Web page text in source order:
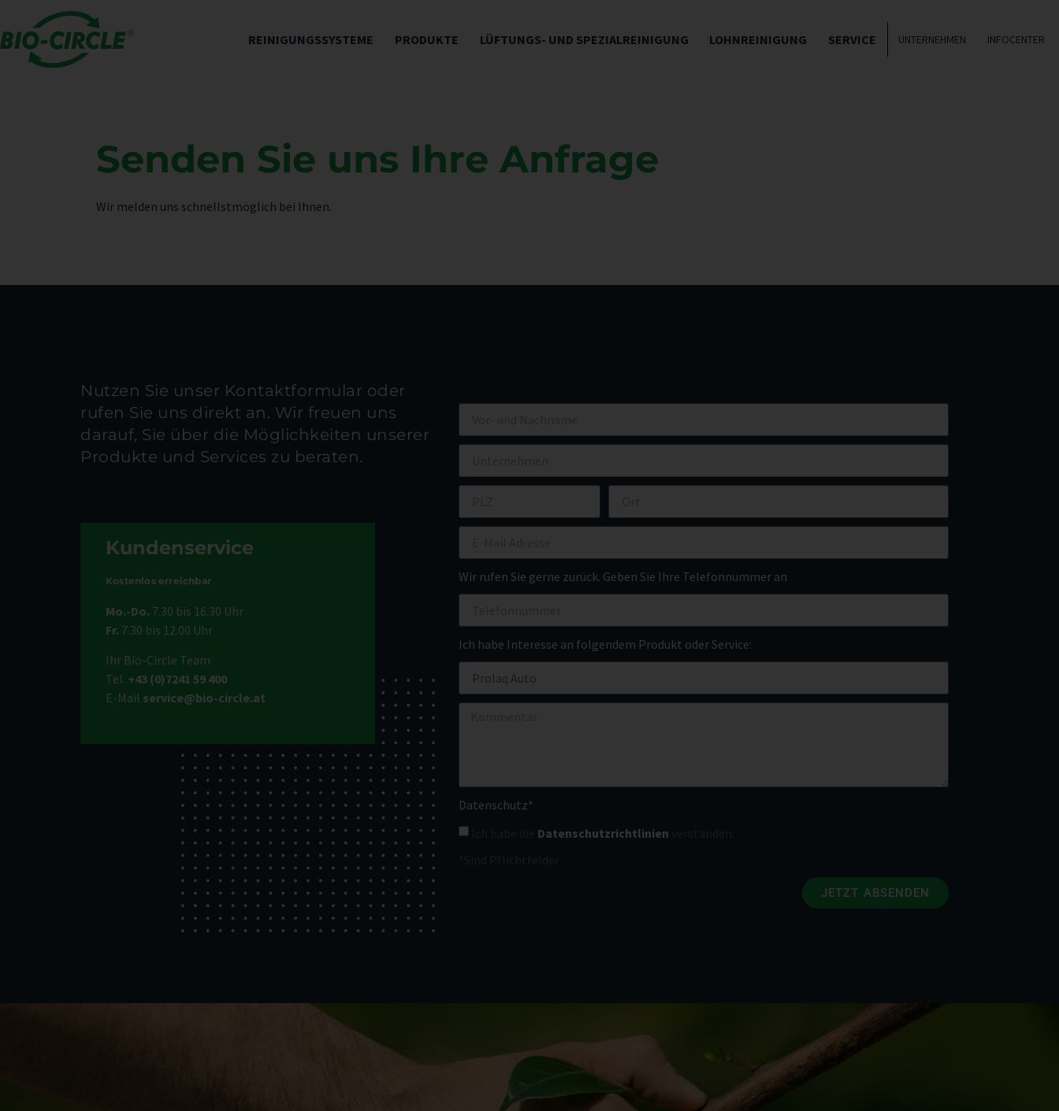
REINIGUNGSSYSTEME PRODUKTE LÜFTUNGS- UND SPEZIALREINIGUNG LOHNREINIGUNG SERVICE UNTERNEHMEN INFOCENTER
Senden Sie uns Ihre Anfrage
Wir melden uns schnellstmöglich bei Ihnen.
Nutzen Sie unser Kontaktformular oder
rufen Sie uns direkt an. Wir freuen uns
darauf, Sie über die Möglichkeiten unserer
Produkte und Services zu beraten.
Kundenservice
Kostenlos erreichbar
Mo.-Do. 7.30 bis 16.30 Uhr
Fr. 7.30 bis 12.00 Uhr
Ihr Bio-Circle Team
Tel. +43 (0)7241 59 400
E-Mail service@bio-circle.at
Wir rufen Sie gerne zurück. Geben Sie Ihre Telefonnummer an
Ich habe Interesse an folgendem Produkt oder Service:
Datenschutz*
Datenschutzrichtlinien
JETZT ABSENDEN